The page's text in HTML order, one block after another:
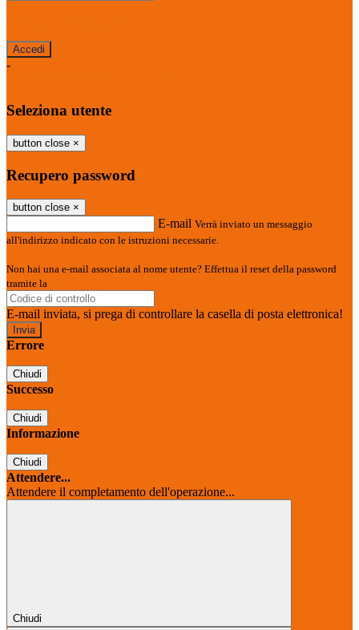
-
Seleziona utente
button close ×
Recupero password
button close ×
E-mail Verrà inviato un messaggio
all'indirizzo indicato con le istruzioni necessarie.
Non hai una e-mail associata al nome utente? Effettua il reset della password
tramite la
E-mail inviata, si prega di controllare la casella di posta elettronica!
Errore
Chiudi
Successo
Chiudi
Informazione
Chiudi
Attendere...
Attendere il completamento dell'operazione...
Chiudi